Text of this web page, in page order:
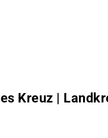
Kreuz |